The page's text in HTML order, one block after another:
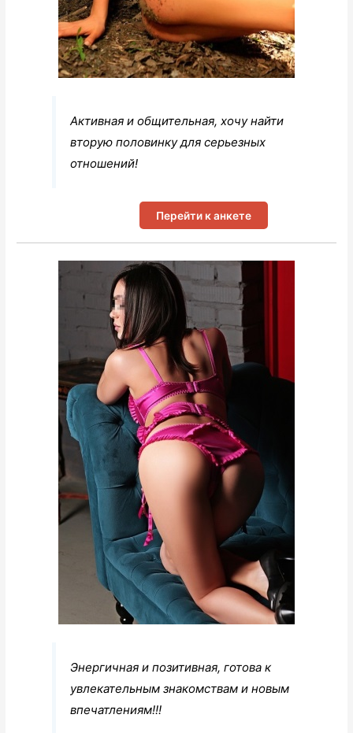
Активная и общительная, хочу найти
вторую половинку для серьезных
отношений!
Перейти к анкете
Энергичная и позитивная, готова к
увлекательным знакомствам и новым
впечатлениям!!!